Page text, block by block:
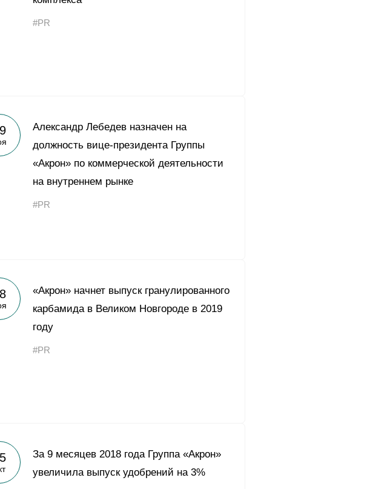
Sheng Feng
#PR
Александр Лебедев назначен на
должность вице-президента Группы
«Акрон» по коммерческой деятельности
на внутреннем рынке
#PR
«Акрон» начнет выпуск гранулированного
карбамида в Великом Новгороде в 2019
году
#PR
За 9 месяцев 2018 года Группа «Акрон»
увеличила выпуск удобрений на 3%